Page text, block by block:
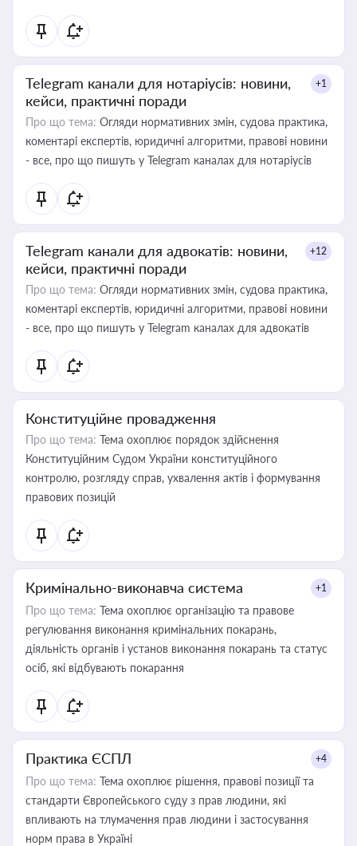
Telegram канали для нотаріусів: новини,
кейси, практичні поради
+1
Про що тема: Огляди нормативних змін, судова практика,
коментарі експертів, юридичні алгоритми, правові новини
- все, про що пишуть у Telegram каналах для нотаріусів
Telegram канали для адвокатів: новини,
кейси, практичні поради
+12
Про що тема: Огляди нормативних змін, судова практика,
коментарі експертів, юридичні алгоритми, правові новини
- все, про що пишуть у Telegram каналах для адвокатів
Конституційне провадження
Про що тема: Тема охоплює порядок здійснення
Конституційним Судом України конституційного
контролю, розгляду справ, ухвалення актів і формування
правових позицій
Кримінально-виконавча система +1
Про що тема: Тема охоплює організацію та правове
регулювання виконання кримінальних покарань,
діяльність органів і установ виконання покарань та статус
осіб, які відбувають покарання
Практика ЄСПЛ +4
Про що тема: Тема охоплює рішення, правові позиції та
стандарти Європейського суду з прав людини, які
впливають на тлумачення прав людини і застосування
норм права в Україні